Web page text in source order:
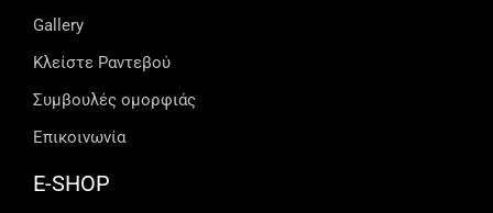
Gallery
Κλείστε Ραντεβού
Συμβουλές ομορφιάς
Επικοινωνία
E-SHOP